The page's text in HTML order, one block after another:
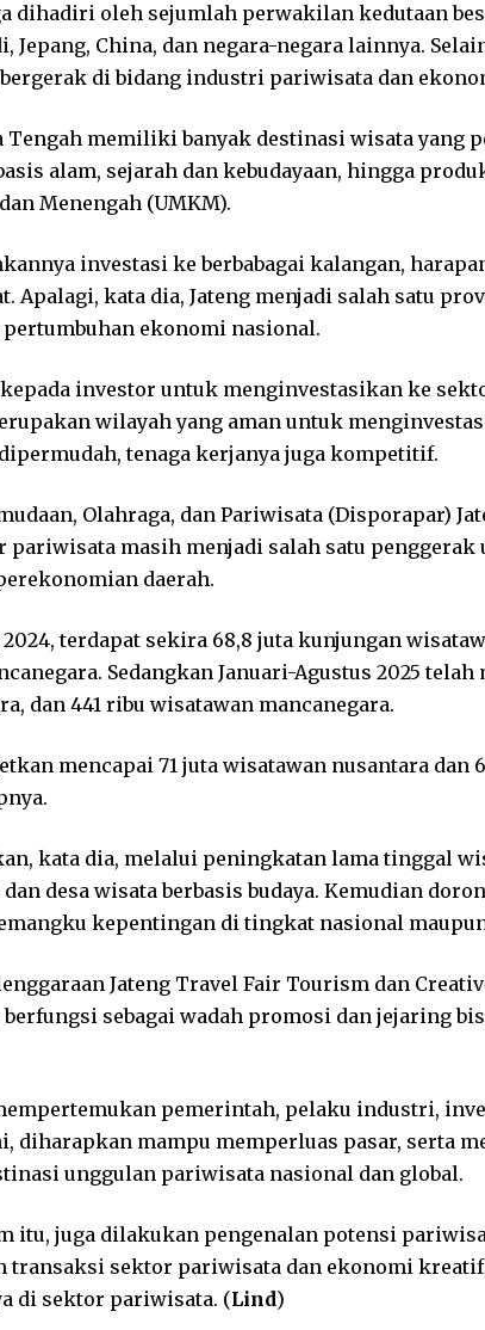
dihadiri oleh sejumlah perwakilan kedutaan
Jepang, China, dan negara-negara lainnya.
di bidang industri pariwisata dan
Tengah memiliki banyak destinasi wisata yang
alam, sejarah dan kebudayaan, hingga
Menengah (UMKM).
investasi ke berbabagai kalangan,
Apalagi, kata dia, Jateng menjadi salah satu
ekonomi nasional.
investor untuk menginvestasikan ke
wilayah yang aman untuk
tenaga kerjanya juga kompetitif.
Olahraga, dan Pariwisata (Disporapar)
pariwisata masih menjadi salah satu penggerak
daerah.
terdapat sekira 68,8 juta kunjungan
Sedangkan Januari-Agustus 2025 telah
dan 441 ribu wisatawan mancanegara.
mencapai 71 juta wisatawan nusantara dan
kata dia, melalui peningkatan lama tinggal
desa wisata berbasis budaya. Kemudian
kepentingan di tingkat nasional
Jateng Travel Fair Tourism dan
berfungsi sebagai wadah promosi dan jejaring
pemerintah, pelaku industri,
diharapkan mampu memperluas pasar, serta
unggulan pariwisata nasional dan global.
itu, juga dilakukan pengenalan potensi
transaksi sektor pariwisata dan ekonomi
di sektor pariwisata. (Lind)